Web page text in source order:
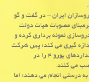
ایران – در گفت و گو
مصوبات هیات دولت
نمونه برداری كرده و
گیری می كند؛ پس شركت
های خودروساز بر طبق مصوبات هیات دولت، استانداردهای یورو ۴ را در
می كنند.
درستی انجام می دهند؛ اما